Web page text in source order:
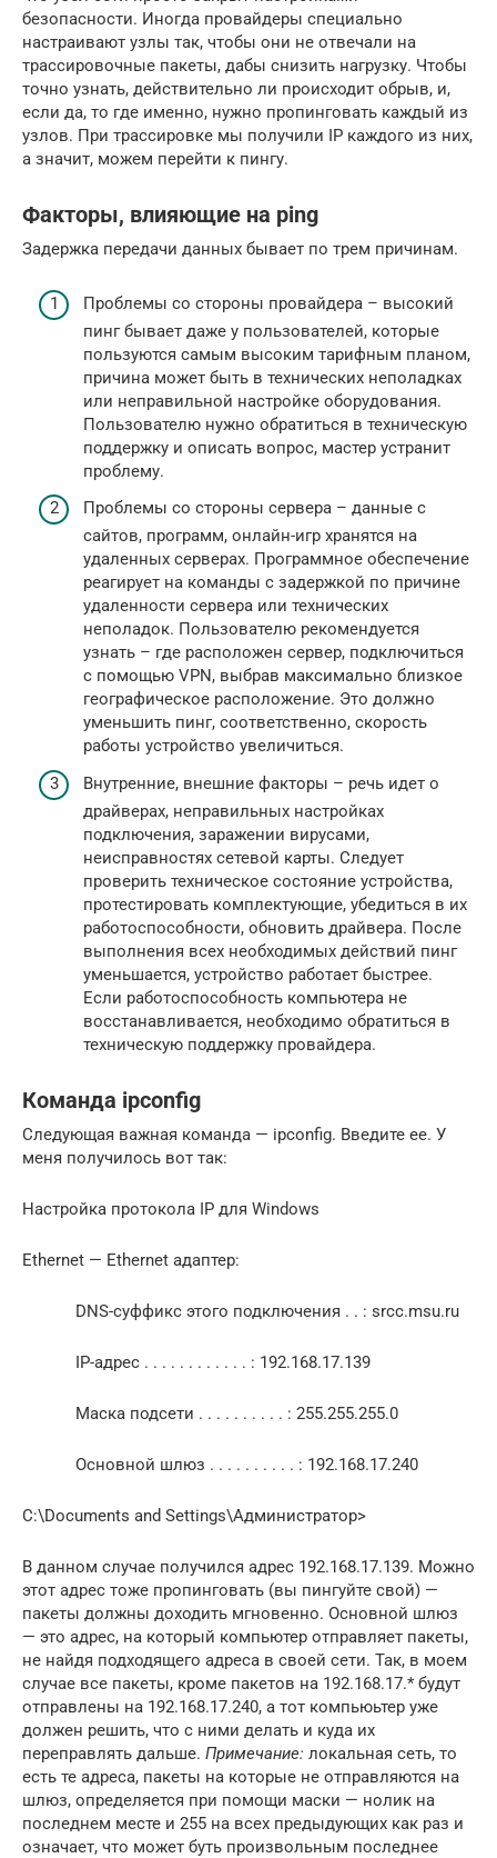
безопасности. Иногда провайдеры специально
настраивают узлы так, чтобы они не отвечали на
трассировочные пакеты, дабы снизить нагрузку. Чтобы
точно узнать, действительно ли происходит обрыв, и,
если да, то где именно, нужно пропинговать каждый из
узлов. При трассировке мы получили IP каждого из них,
а значит, можем перейти к пингу.
Факторы, влияющие на ping
Задержка передачи данных бывает по трем причинам.
Проблемы со стороны провайдера – высокий
пинг бывает даже у пользователей, которые
пользуются самым высоким тарифным планом,
причина может быть в технических неполадках
или неправильной настройке оборудования.
Пользователю нужно обратиться в техническую
поддержку и описать вопрос, мастер устранит
проблему.
Проблемы со стороны сервера – данные с
сайтов, программ, онлайн-игр хранятся на
удаленных серверах. Программное обеспечение
реагирует на команды с задержкой по причине
удаленности сервера или технических
неполадок. Пользователю рекомендуется
узнать – где расположен сервер, подключиться
с помощью VPN, выбрав максимально близкое
географическое расположение. Это должно
уменьшить пинг, соответственно, скорость
работы устройство увеличиться.
Внутренние, внешние факторы – речь идет о
драйверах, неправильных настройках
подключения, заражении вирусами,
неисправностях сетевой карты. Следует
проверить техническое состояние устройства,
протестировать комплектующие, убедиться в их
работоспособности, обновить драйвера. После
выполнения всех необходимых действий пинг
уменьшается, устройство работает быстрее.
Если работоспособность компьютера не
восстанавливается, необходимо обратиться в
техническую поддержку провайдера.
Команда ipconfig
Следующая важная команда — ipconfig. Введите ее. У
меня получилось вот так:
Настройка протокола IP для Windows
Ethernet — Ethernet адаптер:
DNS-суффикс этого подключения . . : srcc.msu.ru
IP-адрес . . . . . . . . . . . . : 192.168.17.139
Маска подсети . . . . . . . . . . : 255.255.255.0
Основной шлюз . . . . . . . . . . : 192.168.17.240
C:\Documents and Settings\Администратор>
В данном случае получился адрес 192.168.17.139. Можно
этот адрес тоже пропинговать (вы пингуйте свой) —
пакеты должны доходить мгновенно. Основной шлюз
— это адрес, на который компьютер отправляет пакеты,
не найдя подходящего адреса в своей сети. Так, в моем
случае все пакеты, кроме пакетов на 192.168.17.* будут
отправлены на 192.168.17.240, а тот компьюьтер уже
должен решить, что с ними делать и куда их
переправлять дальше. Примечание: локальная сеть, то
есть те адреса, пакеты на которые не отправляются на
шлюз, определяется при помощи маски — нолик на
последнем месте и 255 на всех предыдующих как раз и
означает, что может буть произвольным последнее